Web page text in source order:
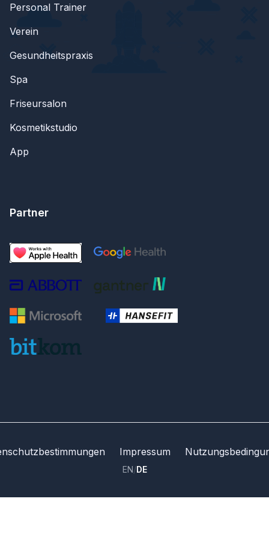
Personal Trainer
Verein
Gesundheitspraxis
Spa
Friseursalon
Kosmetikstudio
App
Partner
Impressum
EN/DE